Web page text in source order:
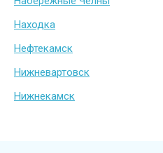
Находка
Нефтекамск
Нижневартовск
Нижнекамск